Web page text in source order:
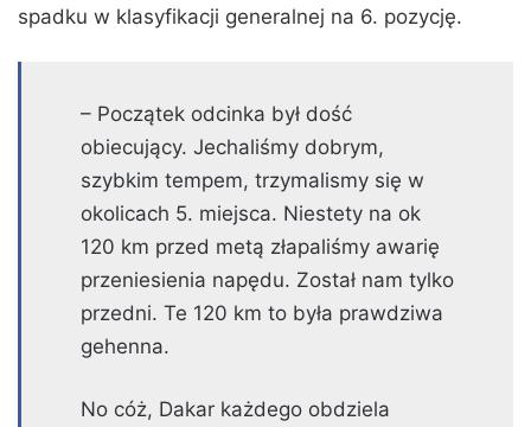
spadku w klasyfikacji generalnej na 6. pozycję.
– Początek odcinka był dość
obiecujący. Jechaliśmy dobrym,
szybkim tempem, trzymalismy się w
okolicach 5. miejsca. Niestety na ok
120 km przed metą złapaliśmy awarię
przeniesienia napędu. Został nam tylko
przedni. Te 120 km to była prawdziwa
gehenna.
No cóż, Dakar każdego obdziela